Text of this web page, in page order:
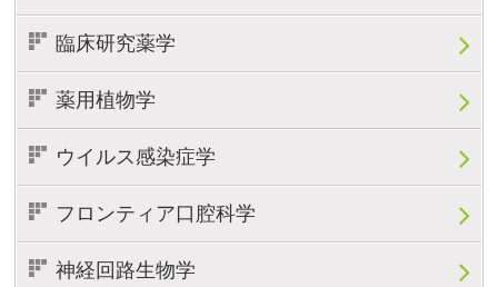
臨床研究薬学
薬用植物学
ウイルス感染症学
フロンティア口腔科学
神経回路生物学